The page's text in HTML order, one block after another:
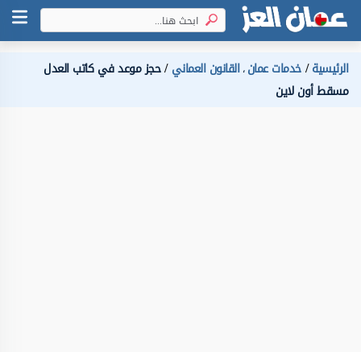
الرئيسية خدمات عمان،القانون العماني حجز موعد في كاتب العدل
مسقط أون لاين